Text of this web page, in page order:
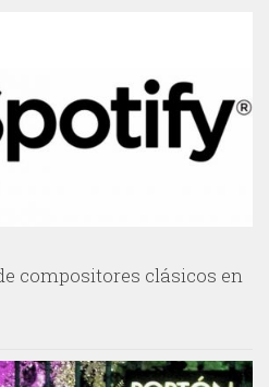
compositores clásicos en